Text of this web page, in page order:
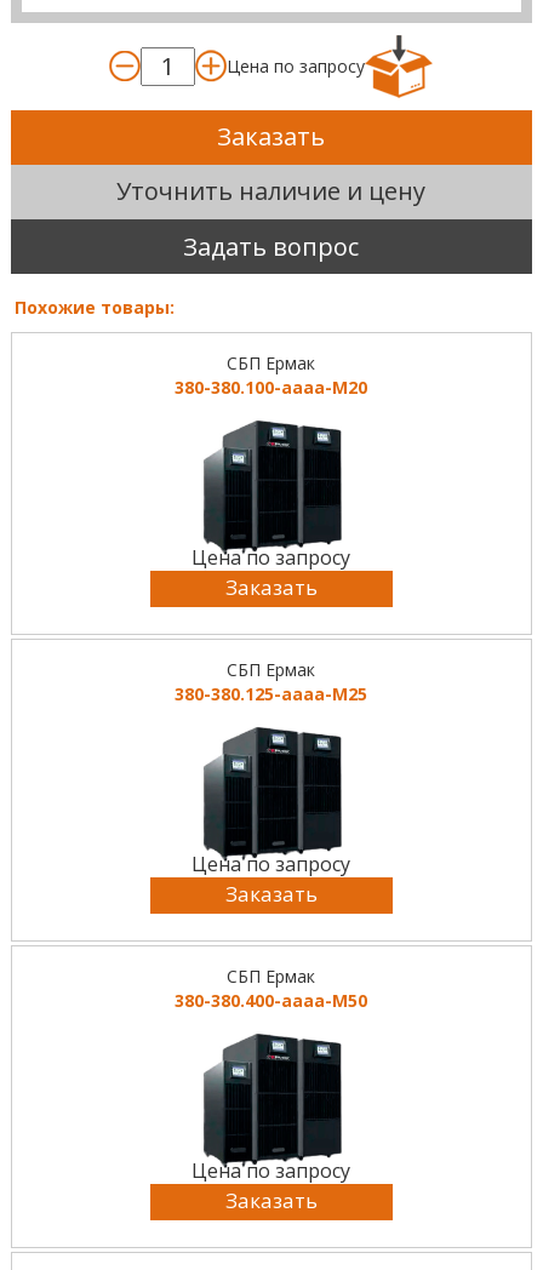
Цена по запросу
Заказать
Уточнить наличие и цену
Задать вопрос
Похожие товары:
СБП Ермак
380-380.100-аааа-М20
Цена по запросу
Заказать
СБП Ермак
380-380.125-аааа-М25
Цена по запросу
Заказать
СБП Ермак
380-380.400-аааа-М50
Цена по запросу
Заказать